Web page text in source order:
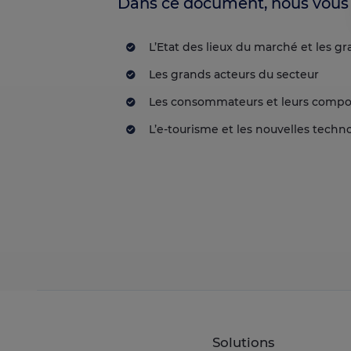
L’Etat des lieux du marché et les
Les grands acteurs du secteur
Les consommateurs et leurs
L’e-tourisme et les nouvelles
Solutions